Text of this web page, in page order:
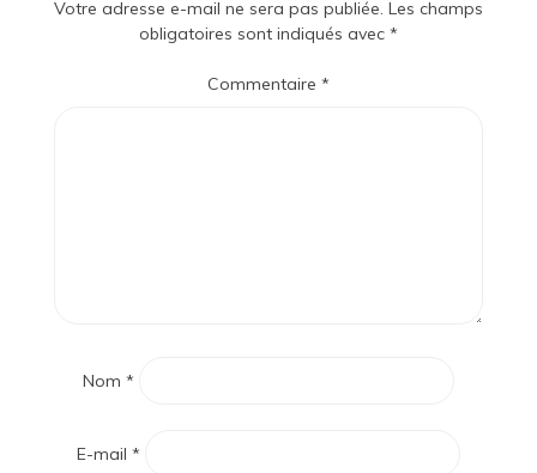
Votre adresse e-mail ne sera pas publiée. Les champs
obligatoires sont indiqués avec *
Commentaire *
Nom *
E-mail *